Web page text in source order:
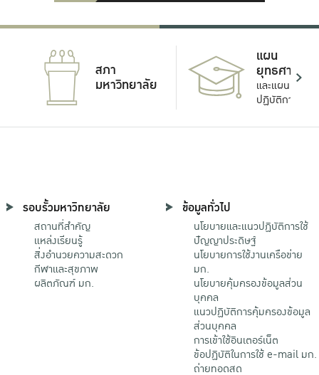
สภา
มหาวิทยาลัย
แผน
ยุทธศาสตร์
และแผน
ปฏิบัติการ
รอบรั้วมหาวิทยาลัย
สถานที่สำคัญ
แหล่งเรียนรู้
สิ่งอำนวยความสะดวก
กีฬาและสุขภาพ
ผลิตภัณฑ์ มก.
ข้อมูลทั่วไป
นโยบายและแนวปฏิบัติการใช้
ปัญญาประดิษฐ์
นโยบายการใช้งานเครือข่าย
มก.
นโยบายคุ้มครองข้อมูลส่วน
บุคคล
แนวปฏิบัติการคุ้มครองข้อมูล
ส่วนบุคคล
การเข้าใช้อินเตอร์เน็ต
ข้อปฏิบัติในการใช้ e-mail มก.
ถ่ายทอดสด